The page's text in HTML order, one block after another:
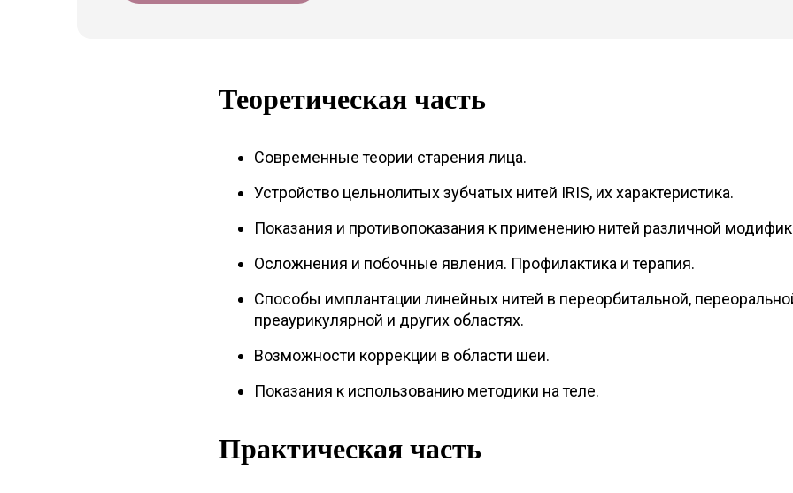
Теоретическая часть
Современные теории старения лица.
Устройство цельнолитых зубчатых нитей IRIS, их характеристика.
Показания и противопоказания к применению нитей различной
Осложнения и побочные явления. Профилактика и терапия.
Способы имплантации линейных нитей в переорбитальной,
преаурикулярной и других областях.
Возможности коррекции в области шеи.
Показания к использованию методики на теле.
Практическая часть